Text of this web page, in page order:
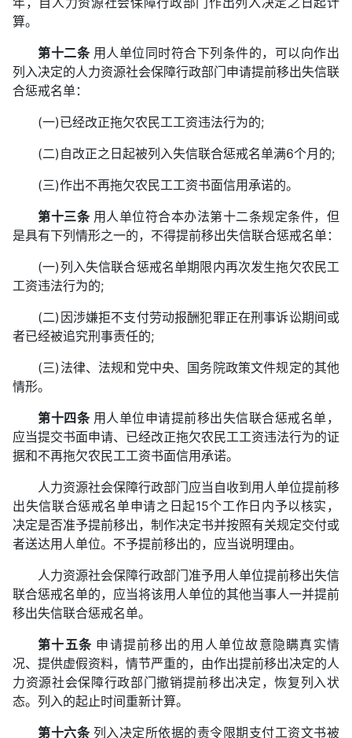
算。
第十二条 用人单位同时符合下列条件的，可以向作出
列入决定的人力资源社会保障行政部门申请提前移出失信联
合惩戒名单：
(一)已经改正拖欠农民工工资违法行为的;
(二)自改正之日起被列入失信联合惩戒名单满6个月的;
(三)作出不再拖欠农民工工资书面信用承诺的。
第十三条 用人单位符合本办法第十二条规定条件，但
是具有下列情形之一的，不得提前移出失信联合惩戒名单：
(一)列入失信联合惩戒名单期限内再次发生拖欠农民工
工资违法行为的;
(二)因涉嫌拒不支付劳动报酬犯罪正在刑事诉讼期间或
者已经被追究刑事责任的;
(三)法律、法规和党中央、国务院政策文件规定的其他
情形。
第十四条 用人单位申请提前移出失信联合惩戒名单，
应当提交书面申请、已经改正拖欠农民工工资违法行为的证
据和不再拖欠农民工工资书面信用承诺。
人力资源社会保障行政部门应当自收到用人单位提前移
出失信联合惩戒名单申请之日起15个工作日内予以核实，
决定是否准予提前移出，制作决定书并按照有关规定交付或
者送达用人单位。不予提前移出的，应当说明理由。
人力资源社会保障行政部门准予用人单位提前移出失信
联合惩戒名单的，应当将该用人单位的其他当事人一并提前
移出失信联合惩戒名单。
第十五条 申请提前移出的用人单位故意隐瞒真实情
况、提供虚假资料，情节严重的，由作出提前移出决定的人
力资源社会保障行政部门撤销提前移出决定，恢复列入状
态。列入的起止时间重新计算。
第十六条 列入决定所依据的责令限期支付工资文书被